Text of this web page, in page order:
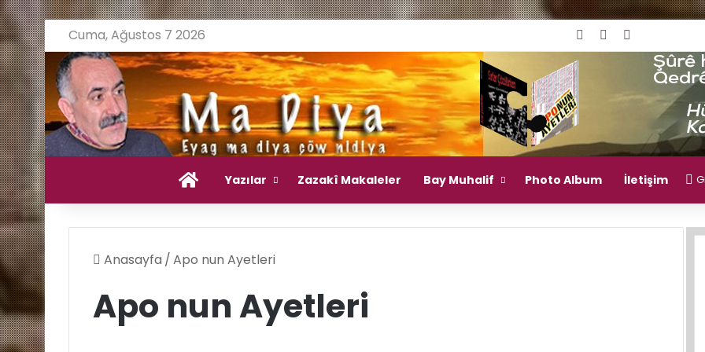
Cuma, Ağustos 7 2026 Giriş YapRastgele Makale
Ana Sayfa
Yazılar Zazakî Makaleler Bay Muhalif Photo Album İletişim
Anasayfa /Apo nun Ayetleri
Apo nun Ayetleri